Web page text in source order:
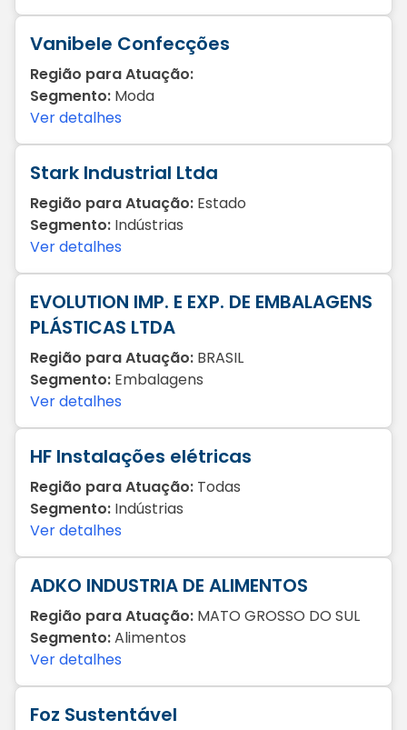
Vanibele Confecções
Região para Atuação:
Segmento: Moda
Ver detalhes
Stark Industrial Ltda
Região para Atuação: Estado
Segmento: Indústrias
Ver detalhes
EVOLUTION IMP. E EXP. DE EMBALAGENS
PLÁSTICAS LTDA
Região para Atuação: BRASIL
Segmento: Embalagens
Ver detalhes
HF Instalações elétricas
Região para Atuação: Todas
Segmento: Indústrias
Ver detalhes
ADKO INDUSTRIA DE ALIMENTOS
Região para Atuação: MATO GROSSO DO SUL
Segmento:Alimentos
Ver detalhes
Foz Sustentável